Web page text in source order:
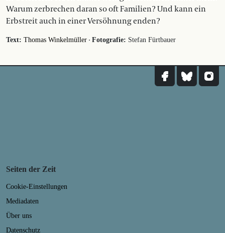
Warum zerbrechen daran so oft Familien? Und kann ein
Erbstreit auch in einer Versöhnung enden?
Text: Thomas Winkelmüller · Fotografie: Stefan Fürtbauer
Seiten der Zeit
Cookie-Einstellungen
Mediadaten
Über uns
Datenschutz